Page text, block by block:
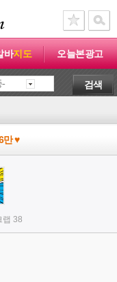
바지도 오늘본광고
검색
만 ♥
랩 38